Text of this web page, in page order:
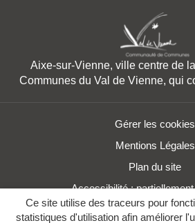
Ce site utilise des traceurs pour
statistiques d'utilisation afin améliorer
Aixe-sur-Vienne, ville centre de
Communes du Val de Vienne, qui
Gérer les cookies
Mentions Légales
Plan du site
Accessibilité :